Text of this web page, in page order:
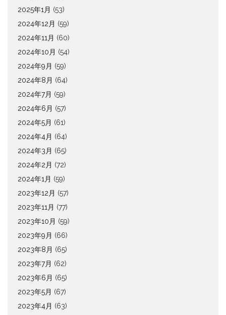
2025年1月 (53)
2024年12月 (59)
2024年11月 (60)
2024年10月 (54)
2024年9月 (59)
2024年8月 (64)
2024年7月 (59)
2024年6月 (57)
2024年5月 (61)
2024年4月 (64)
2024年3月 (65)
2024年2月 (72)
2024年1月 (59)
2023年12月 (57)
2023年11月 (77)
2023年10月 (59)
2023年9月 (66)
2023年8月 (65)
2023年7月 (62)
2023年6月 (65)
2023年5月 (67)
2023年4月 (63)